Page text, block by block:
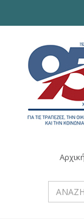
Αρχική